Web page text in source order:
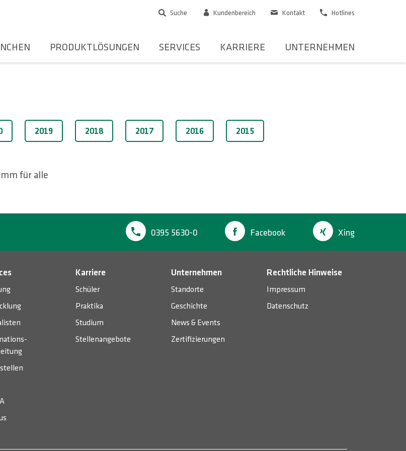
PRODUKTLÖSUNGEN SERVICES KARRIERE UNTERNEHMEN
Kundenbereich Kontakt Hotlines
Suche
2019 2018 2017 2016 2015
für alle
0395 5630-0 Facebook Xing
Karriere
Schüler
Praktika
Studium
Stellenangebote
Unternehmen
Standorte
Geschichte
News & Events
Zertifizierungen
Rechtliche Hinweise
Impressum
Datenschutz